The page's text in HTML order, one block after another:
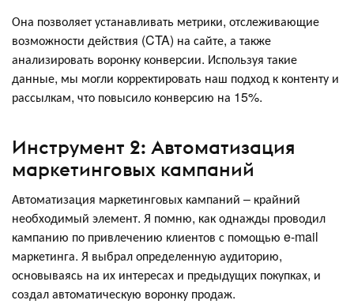
Она позволяет устанавливать метрики, отслеживающие
возможности действия (CTA) на сайте, а также
анализировать воронку конверсии. Используя такие
данные, мы могли корректировать наш подход к контенту и
рассылкам, что повысило конверсию на 15%.
Инструмент 2: Автоматизация
маркетинговых кампаний
Автоматизация маркетинговых кампаний – крайний
необходимый элемент. Я помню, как однажды проводил
кампанию по привлечению клиентов с помощью e-mail
маркетинга. Я выбрал определенную аудиторию,
основываясь на их интересах и предыдущих покупках, и
создал автоматическую воронку продаж.